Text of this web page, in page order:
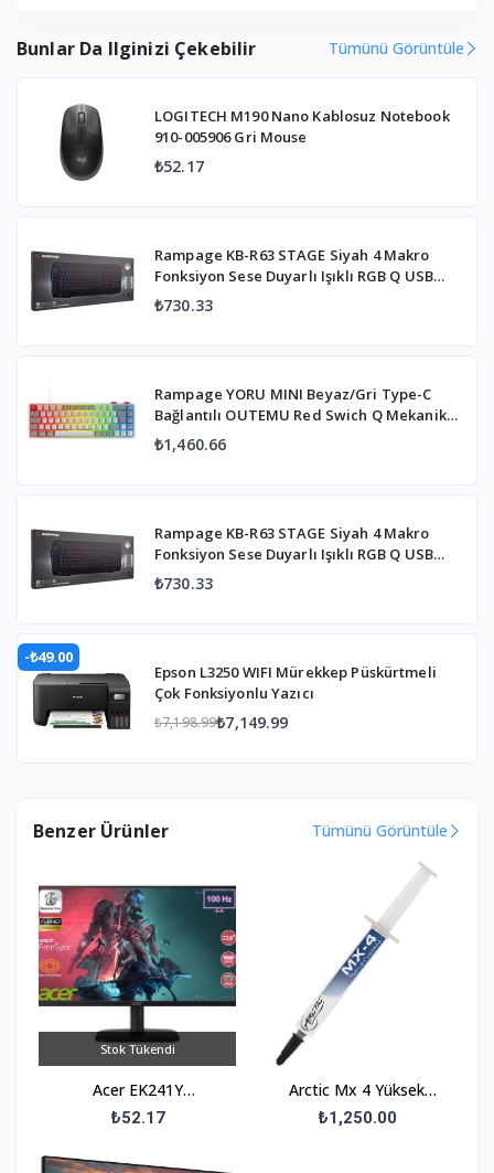
Bunlar Da Ilginizi Çekebilir Tümünü Görüntüle
LOGITECH M190 Nano Kablosuz Notebook
910-005906 Gri Mouse
₺52.17
Rampage KB-R63 STAGE Siyah 4 Makro
Fonksiyon Sese Duyarlı Işıklı RGB Q USB
+Ses Mik Çıkışlı Oyuncu Klavyesi
₺730.33
Rampage YORU MINI Beyaz/Gri Type-C
Bağlantılı OUTEMU Red Swich Q Mekanik
Gaming Oyuncu Klavye RGB
₺1,460.66
Rampage KB-R63 STAGE Siyah 4 Makro
Fonksiyon Sese Duyarlı Işıklı RGB Q USB
+Ses Mik Çıkışlı Oyuncu Klavyesi
₺730.33
-₺49.00
Epson L3250 WIFI Mürekkep Püskürtmeli
Çok Fonksiyonlu Yazıcı
₺7,198.99₺7,149.99
Benzer Ürünler Tümünü Görüntüle
Stok Tükendi
Acer EK241Y
UM.QE1EE.H01 23.8" 1
FreeSync Full HD VA
₺52.17
Arctic Mx 4 Yüksek
Performanslı Termal
₺1,250.00